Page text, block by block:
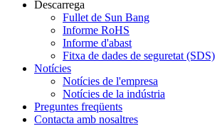
Descarrega
Fullet de Sun Bang
Informe RoHS
Informe d'abast
Fitxa de dades de seguretat (SDS)
Notícies
Notícies de l'empresa
Notícies de la indústria
Preguntes freqüents
Contacta amb nosaltres